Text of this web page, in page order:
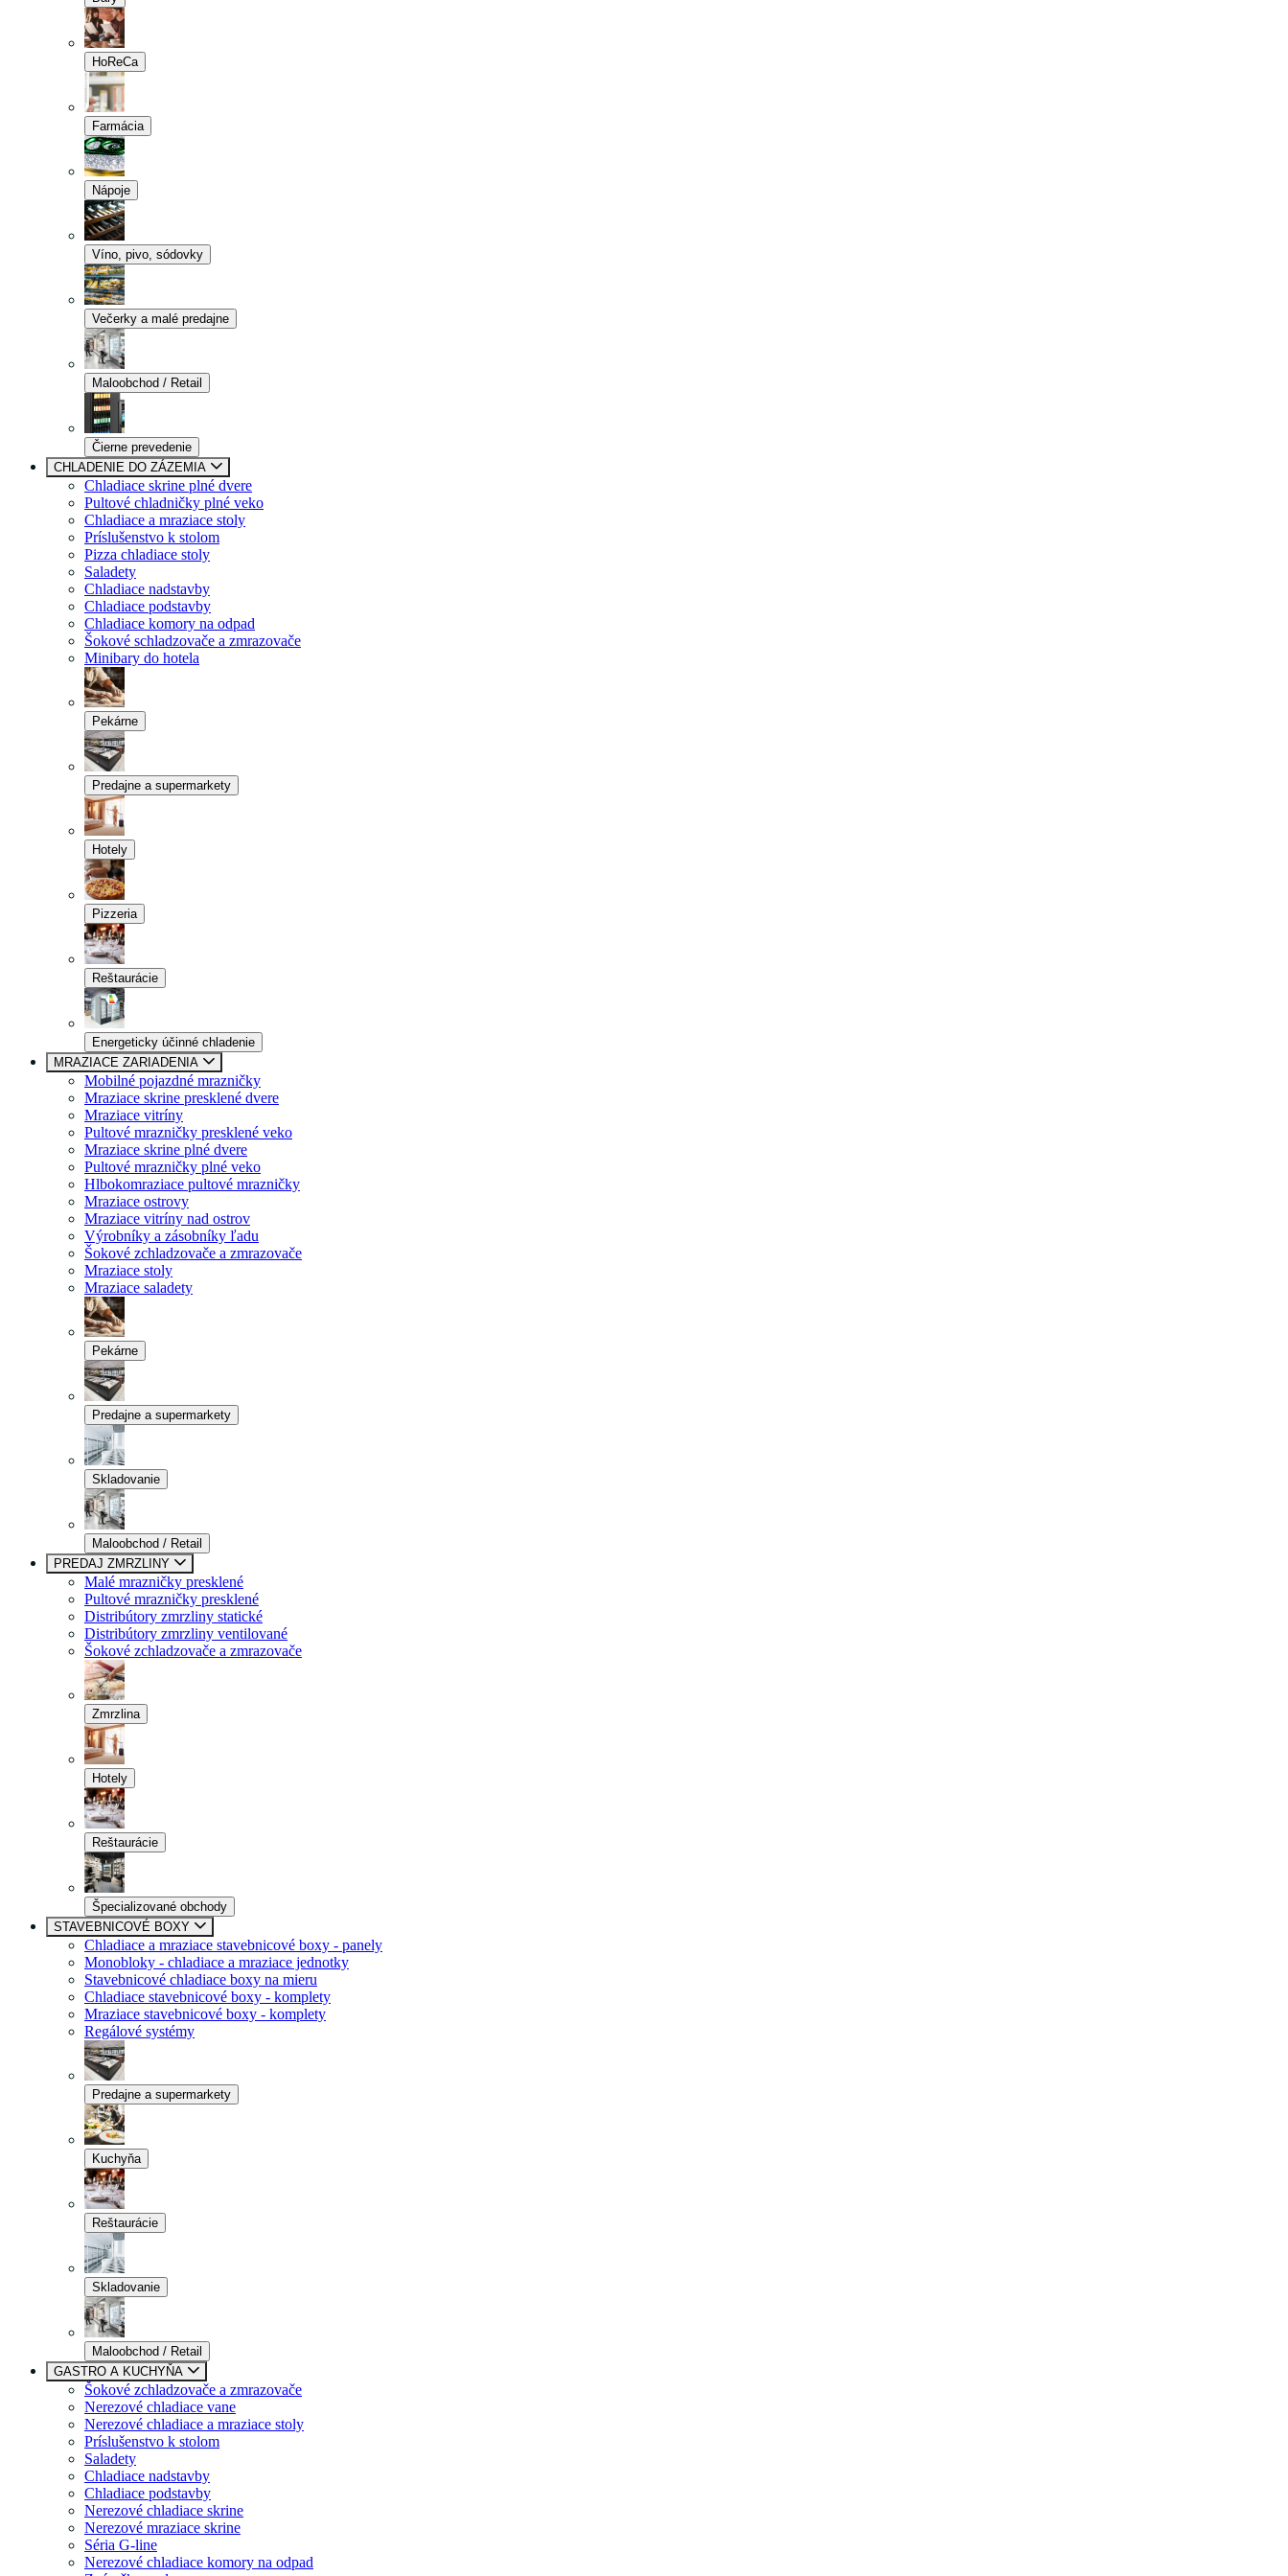
HoReCa
Farmácia
Nápoje
Víno, pivo, sódovky
Večerky a malé predajne
Maloobchod / Retail
Čierne prevedenie
CHLADENIE DO ZÁZEMIA
Chladiace skrine plné dvere
Pultové chladničky plné veko
Chladiace a mraziace stoly
Príslušenstvo k stolom
Pizza chladiace stoly
Saladety
Chladiace nadstavby
Chladiace podstavby
Chladiace komory na odpad
Šokové schladzovače a zmrazovače
Minibary do hotela
Pekárne
Predajne a supermarkety
Hotely
Pizzeria
Reštaurácie
Energeticky účinné chladenie
MRAZIACE ZARIADENIA
Mobilné pojazdné mrazničky
Mraziace skrine presklené dvere
Mraziace vitríny
Pultové mrazničky presklené veko
Mraziace skrine plné dvere
Pultové mrazničky plné veko
Hlbokomraziace pultové mrazničky
Mraziace ostrovy
Mraziace vitríny nad ostrov
Výrobníky a zásobníky ľadu
Šokové zchladzovače a zmrazovače
Mraziace stoly
Mraziace saladety
Pekárne
Predajne a supermarkety
Skladovanie
Maloobchod / Retail
PREDAJ ZMRZLINY
Malé mrazničky presklené
Pultové mrazničky presklené
Distribútory zmrzliny statické
Distribútory zmrzliny ventilované
Šokové zchladzovače a zmrazovače
Zmrzlina
Hotely
Reštaurácie
Špecializované obchody
STAVEBNICOVÉ BOXY
Chladiace a mraziace stavebnicové boxy - panely
Monobloky - chladiace a mraziace jednotky
Stavebnicové chladiace boxy na mieru
Chladiace stavebnicové boxy - komplety
Mraziace stavebnicové boxy - komplety
Regálové systémy
Predajne a supermarkety
Kuchyňa
Reštaurácie
Skladovanie
Maloobchod / Retail
GASTRO A KUCHYŇA
Šokové zchladzovače a zmrazovače
Nerezové chladiace vane
Nerezové chladiace a mraziace stoly
Príslušenstvo k stolom
Saladety
Chladiace nadstavby
Chladiace podstavby
Nerezové chladiace skrine
Nerezové mraziace skrine
Séria G-line
Nerezové chladiace komory na odpad